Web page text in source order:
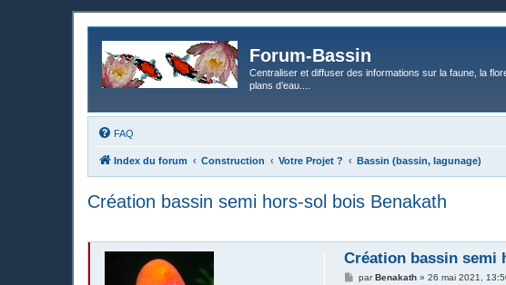
Forum-Bassin
Centraliser et diffuser des informations sur la faune, la
plans d’eau....
FAQ
Index du forum Construction Votre Projet ? Bassin (bassin, lagunage)
Création bassin semi hors-sol bois Benakath
Création bassin semi
MparBenakath »26 mai 2021,